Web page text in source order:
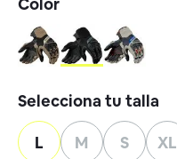
L M S XL